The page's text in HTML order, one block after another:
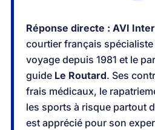
Réponse directe : AVI
courtier français spécialiste
voyage depuis 1981 et le
guide Le Routard. Ses
frais médicaux, le
les sports à risque partout
est apprécié pour son